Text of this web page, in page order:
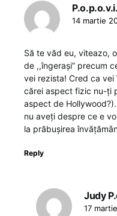
14 martie
Să te văd eu, viteazo,
de ,,îngerași” precum
vei rezista! Cred ca
cărei aspect fizic nu-ți
aspect de
nu aveți despre ce e
la prăbușirea
Reply
Judy
17